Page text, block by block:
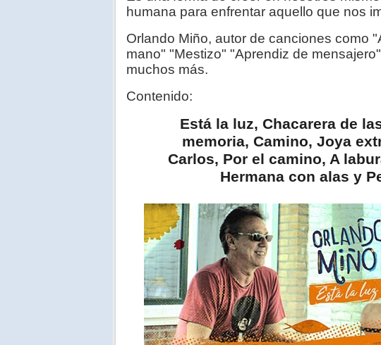
humana para enfrentar aquello que nos
Orlando Miño, autor de canciones como
mano" "Mestizo" "Aprendiz de
muchos más.
Contenido:
Está la luz, Chacarera de
memoria, Camino, Joya
Carlos, Por el camino, A
Hermana con alas y